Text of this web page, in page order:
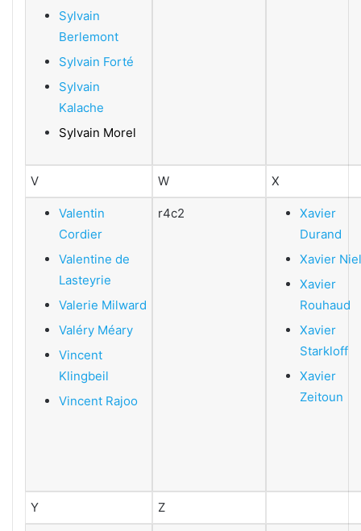
Sylvain
Berlemont
Sylvain Forté
Sylvain
Kalache
Sylvain Morel
V W X
Valentin
Cordier
Valentine de
Lasteyrie
Valerie Milward
Valéry Méary
Vincent
Klingbeil
Vincent Rajoo
r4c2
Xavier
Durand
Xavier Niel
Xavier
Rouhaud
Xavier
Starkloff
Xavier
Zeitoun
Y Z